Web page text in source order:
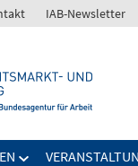
IAB-Newsletter